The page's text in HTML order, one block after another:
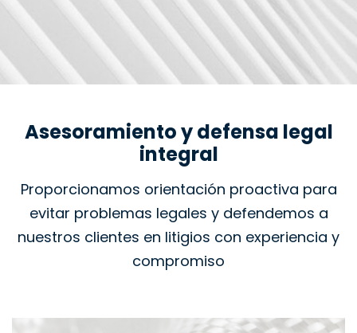
Asesoramiento y defensa legal
integral
Proporcionamos orientación proactiva para
evitar problemas legales y defendemos a
nuestros clientes en litigios con experiencia y
compromiso